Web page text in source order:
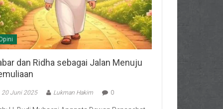
dan Ridha sebagai Jalan Menuju
20 Juni 2025 Lukman Hakim 0